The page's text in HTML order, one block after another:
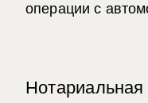
операции с